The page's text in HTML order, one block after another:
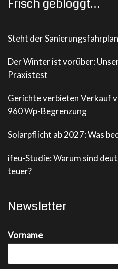
Frisch gebloggt…
Steht der
Der Winter ist vorüber:
Praxistest
Gerichte verbieten Verkauf
960 Wp-Begrenzung
Solarpflicht ab 2027: Was
ifeu-Studie: Warum sind
teuer?
Newsletter
Vorname